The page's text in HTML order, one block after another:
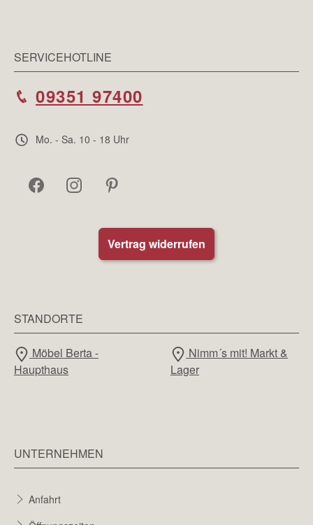
SERVICEHOTLINE
09351 97400
Mo. - Sa. 10 - 18 Uhr
Vertrag widerrufen
STANDORTE
Möbel Berta -
Haupthaus
Nimm´s mit! Markt &
Lager
UNTERNEHMEN
Anfahrt